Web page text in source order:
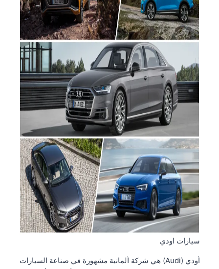
سيارات اودي
أودي (Audi) هي شركة ألمانية مشهورة في صناعة السيارات